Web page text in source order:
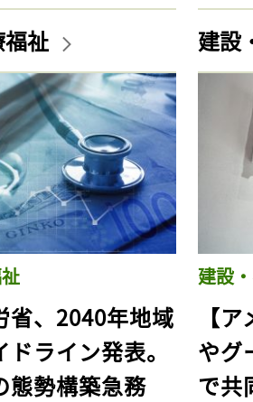
祉
省、2040年地域
ライン発表。
態勢構築急務
建設
建設
【
やグ
で共